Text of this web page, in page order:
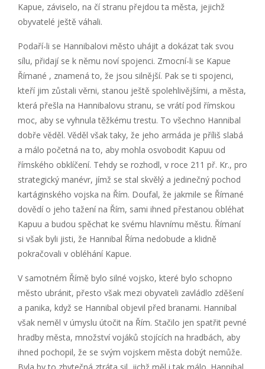
Kapue, záviselo, na čí stranu přejdou ta města, jejichž
obyvatelé ještě váhali.
Podaří-li se Hannibalovi město uhájit a dokázat tak svou
sílu, přidají se k němu noví spojenci. Zmocní-li se Kapue
Římané , znamená to, že jsou silnější. Pak se ti spojenci,
kteří jim zůstali věrni, stanou ještě spolehlivějšími, a města,
která přešla na Hannibalovu stranu, se vrátí pod římskou
moc, aby se vyhnula těžkému trestu. To všechno Hannibal
dobře věděl. Věděl však taky, že jeho armáda je příliš slabá
a málo početná na to, aby mohla osvobodit Kapuu od
římského obklíčení. Tehdy se rozhodl, v roce 211 př. Kr., pro
strategický manévr, jímž se stal skvělý a jedinečný pochod
kartáginského vojska na Řím. Doufal, že jakmile se Římané
dovědí o jeho tažení na Řím, sami ihned přestanou obléhat
Kapuu a budou spěchat ke svému hlavnímu městu. Římaní
si však byli jisti, že Hannibal Říma nedobude a klidně
pokračovali v obléhání Kapue.
V samotném Římě bylo silné vojsko, které bylo schopno
město ubránit, přesto však mezi obyvateli zavládlo zděšení
a panika, když se Hannibal objevil před branami. Hannibal
však neměl v úmyslu útočit na Řím. Stačilo jen spatřit pevné
hradby města, množství vojáků stojících na hradbách, aby
ihned pochopil, že se svým vojskem města dobýt nemůže.